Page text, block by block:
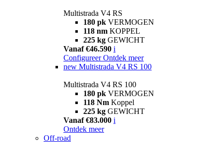
Multistrada V4 RS
180 pk VERMOGEN
118 nm KOPPEL
225 kg GEWICHT
Vanaf €46.590 i
Configureer Ontdek meer
new Multistrada V4 RS 100
Multistrada V4 RS 100
180 pk VERMOGEN
118 Nm Koppel
225 kg GEWICHT
Vanaf €83.000 i
Ontdek meer
Off-road